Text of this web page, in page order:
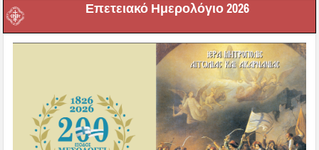
Επετειακό Ημερολόγιο 2026